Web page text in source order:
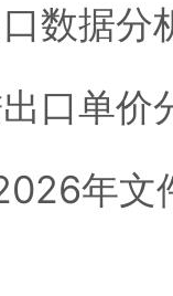
数据分
口单价
年文